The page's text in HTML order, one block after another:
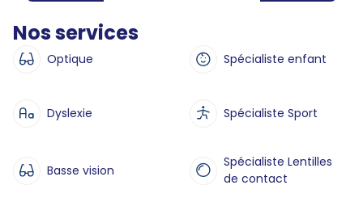
Nos services
Optique Spécialiste enfant
Dyslexie Spécialiste Sport
Basse vision
Spécialiste Lentilles
de contact